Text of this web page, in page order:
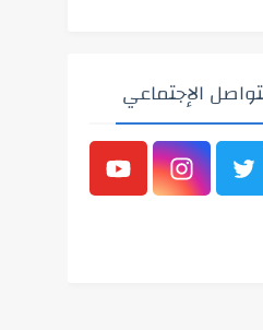
الإجتماعي